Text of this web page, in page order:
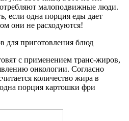
малоподвижные люди.
если одна порция еды дает
они не расходуются!
для приготовления блюд
с применением транс-жиров,
онкологии. Согласно
количество жира в
порция картошки фри